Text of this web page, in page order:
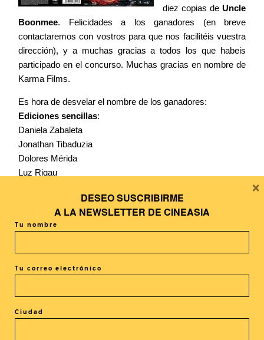
diez copias de Uncle
Boonmee. Felicidades a los ganadores (en breve
contactaremos con vostros para que nos facilitéis vuestra
dirección), y a muchas gracias a todos los que habeis
participado en el concurso. Muchas gracias en nombre de
Karma Films.
Es hora de desvelar el nombre de los ganadores:
Ediciones sencillas:
Daniela Zabaleta
Jonathan Tibaduzia
Dolores Mérida
Luz Rigau
Edición de coleccionista
Mari Carmen Céspedes
Amaia Dosantos
DESEO SUSCRIBIRME
A LA NEWSLETTER DE CINEASIA
Tu nombre
Tu correo electrónico
Ciudad
×